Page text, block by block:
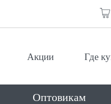
Акции Где
Оптовикам